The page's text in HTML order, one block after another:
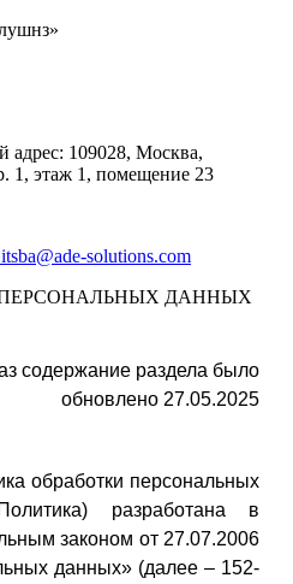
адрес: 109028, Москва,
1, этаж 1, помещение 23
solutions.com
ДАННЫХ
содержание раздела было
обновлено 27.05.2025
обработки персональных
разработана в
законом от 27.07.2006
данных» (далее – 152-